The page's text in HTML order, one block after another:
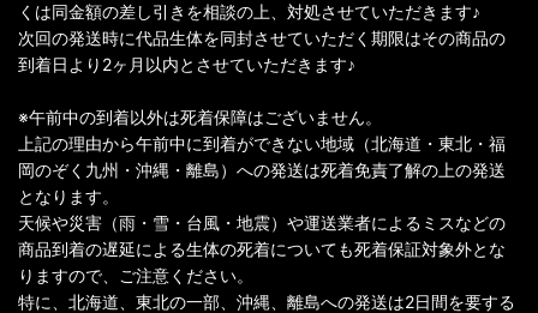
くは同金額の差し引きを相談の上、対処させていただきます♪
次回の発送時に代品生体を同封させていただく期限はその商品の
到着日より2ヶ月以内とさせていただきます♪
※午前中の到着以外は死着保障はございません。
上記の理由から午前中に到着ができない地域（北海道・東北・福
岡のぞく九州・沖縄・離島）への発送は死着免責了解の上の発送
となります。
天候や災害（雨・雪・台風・地震）や運送業者によるミスなどの
商品到着の遅延による生体の死着についても死着保証対象外とな
りますので、ご注意ください。
特に、北海道、東北の一部、沖縄、離島への発送は2日間を要する